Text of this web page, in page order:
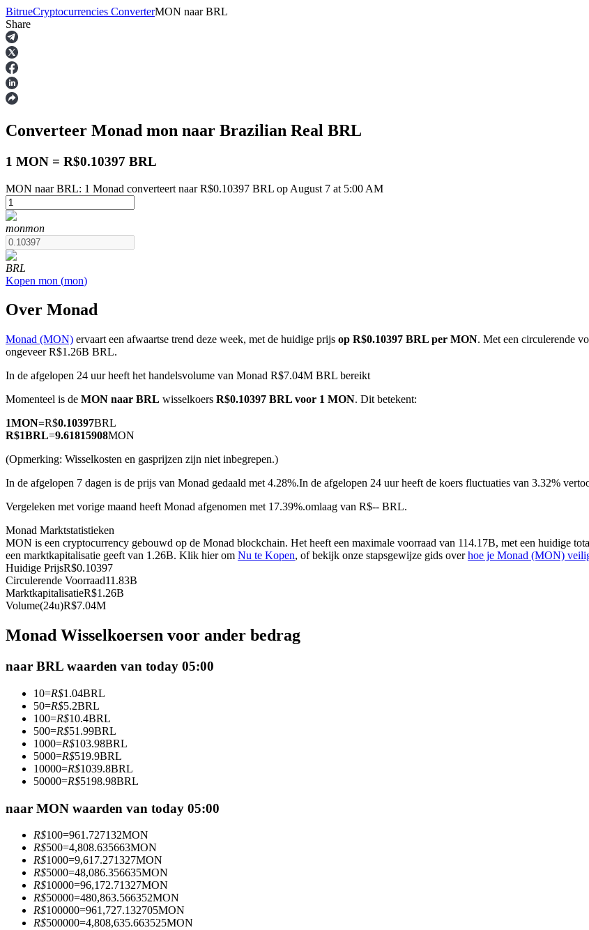
Termijncontracten
USDT-futures
Futures met USDT als onderpand
COIN-M-futures
Cryptocurrency-futures
Futures met USDC als onderpand
Kopiëren Handel
Sluit je aan bij top traders
BitrueCryptocurrencies ConverterMON naar BRL
Share
Converteer Monad mon naar Brazilian Real BRL
1 MON = R$0.10397 BRL
MON naar BRL: 1 Monad converteert naar R$0.10397 BRL op August 7 at 5:00 AM
monmon
BRL
Kopen mon (mon)
Over Monad
Monad (MON) ervaart een afwaartse trend deze week, met de huidige prijs op R$0.10397 BRL per MON. Met een circulerende
ongeveer R$1.26B BRL.
In de afgelopen 24 uur heeft het handelsvolume van Monad R$7.04M BRL bereikt
Momenteel is de MON naar BRL wisselkoers R$0.10397 BRL voor 1 MON. Dit betekent:
1MON=R$0.10397BRL
R$1BRL=9.61815908MON
(Opmerking: Wisselkosten en gasprijzen zijn niet inbegrepen.)
In de afgelopen 7 dagen is de prijs van Monad gedaald met 4.28%.In de afgelopen 24 uur heeft de koers fluctuaties van 3.32%
Vergeleken met vorige maand heeft Monad afgenomen met 17.39%.omlaag van R$-- BRL.
Monad Marktstatistieken
MON is een cryptocurrency gebouwd op de Monad blockchain. Het heeft een maximale voorraad van 114.17B, met een huidige
een marktkapitalisatie geeft van 1.26B. Klik hier om Nu te Kopen, of bekijk onze stapsgewijze gids overhoe je Monad (MON)
Huidige PrijsR$0.10397
Circulerende Voorraad11.83B
MarktkapitalisatieR$1.26B
Volume(24u)R$7.04M
Monad Wisselkoersen voor ander bedrag
naar BRL waarden van today 05:00
10=R$1.04BRL
50=R$5.2BRL
100=R$10.4BRL
500=R$51.99BRL
1000=R$103.98BRL
5000=R$519.9BRL
10000=R$1039.8BRL
50000=R$5198.98BRL
naar MON waarden van today 05:00
R$100=961.727132MON
R$500=4,808.635663MON
R$1000=9,617.271327MON
R$5000=48,086.356635MON
R$10000=96,172.71327MON
R$50000=480,863.566352MON
R$100000=961,727.132705MON
R$500000=4,808,635.663525MON